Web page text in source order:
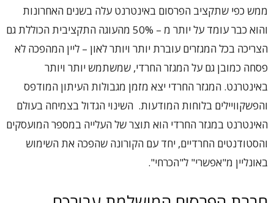
ממש כפי שתקציב הפרסום באינטרנט עלה בשנים האחרונות
והוא כבר עומד על יותר מ – 50% מהעוגה התקציבית הכוללת גם
הצריכה בכל המגזרים עוברת יותר ויותר לאון – ליין המהפכה לא
פסחה כמובן גם על המגזר החרדי, שמשתמש יותר ויותר
באינטרנט. המגזר החרדי יצא מזמן מגבולות העיתון המודפס
והפשקוויילים בלוחות המודעות. השינוי הגדול בצמיחה בעולם
האינטרנט במגזר החרדי הוא תוצר של העלייה במספר המועסקים
והסטודנטים החרדיים, יחד עם הקורונה שהפכה את השימוש
באונליין מ"אפשרי" ל"הכרחי".